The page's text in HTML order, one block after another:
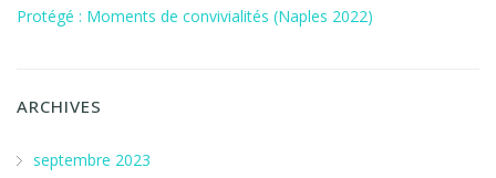
Protégé : Moments de convivialités (Naples 2022)
ARCHIVES
septembre 2023